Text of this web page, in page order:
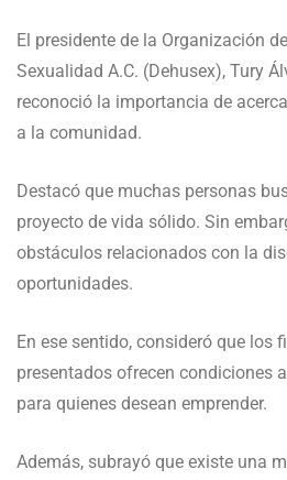
El presidente de la Organización
Sexualidad A.C. (Dehusex), Tury
reconoció la importancia de
a la comunidad.
Destacó que muchas personas
proyecto de vida sólido. Sin
obstáculos relacionados con la
oportunidades.
En ese sentido, consideró que los
presentados ofrecen condiciones
para quienes desean emprender.
Además, subrayó que existe una